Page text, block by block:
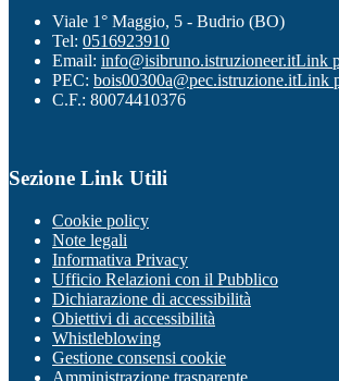
Viale 1° Maggio, 5 - Budrio (BO)
Tel: 0516923910
Email: info@isibruno.istruzioneer.itLink
PEC: bois00300a@pec.istruzione.itLink
C.F.: 80074410376
Sezione Link Utili
Cookie policy
Note legali
Informativa Privacy
Ufficio Relazioni con il Pubblico
Dichiarazione di accessibilità
Obiettivi di accessibilità
Whistleblowing
Gestione consensi cookie
Amministrazione trasparente